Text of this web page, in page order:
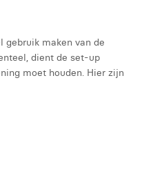
gebruik maken van de
dient de set-up
moet houden. Hier zijn